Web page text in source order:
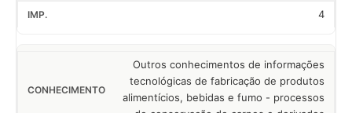
4
Outros conhecimentos de informações
tecnológicas de fabricação de produtos
alimentícios, bebidas e fumo - processos